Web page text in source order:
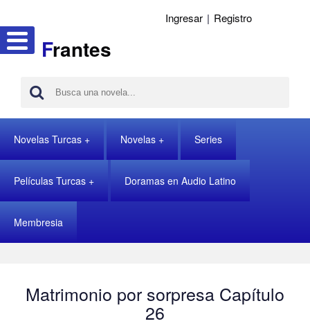
Frantes
Ingresar | Registro
Novelas Turcas Novelas Series
Películas Turcas Doramas en Audio Latino
Membresia
Matrimonio por sorpresa Capítulo
26